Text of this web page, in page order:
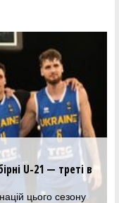
3х3 02.08.2026
3х3: жіноча збірна
програли
матчів збірних